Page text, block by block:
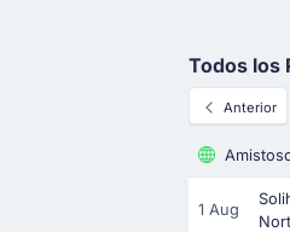
Todos los
Anterior
1 Aug